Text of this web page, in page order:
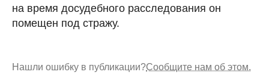
на время досудебного расследования он
помещен под стражу.
Нашли ошибку в публикации?Сообщите нам об этом.